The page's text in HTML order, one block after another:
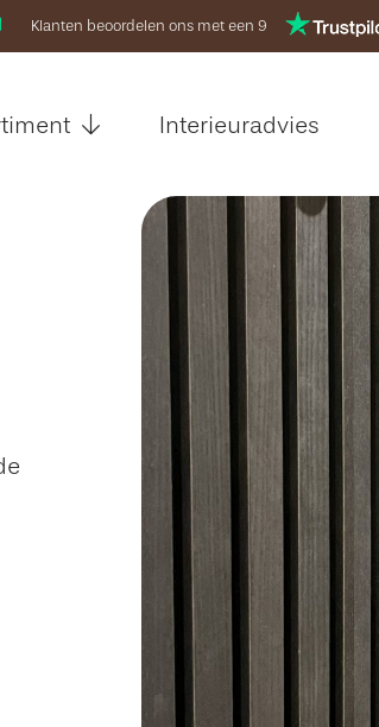
Klanten beoordelen ons met een 9
Interieuradvies